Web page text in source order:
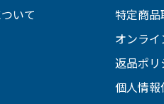
いて
特定商品
オンラ
返品ポリ
個人情